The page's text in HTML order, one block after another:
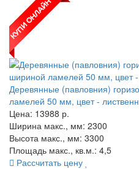
Деревянные (павловния)
ламелей 50 мм, цвет -
Цена: 13988 р.
Ширина макс., мм: 2300
Высота макс., мм: 3300
Площадь макс., кв.м.: 4,5
Рассчитать цену